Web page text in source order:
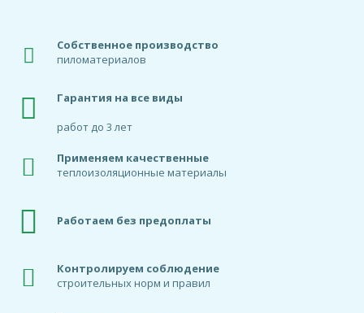
Собственное производство
пиломатериалов
Гарантия на все виды
работ до 3 лет
Применяем качественные
теплоизоляционные материалы
Работаем без предоплаты
Контролируем соблюдение
строительных норм и правил